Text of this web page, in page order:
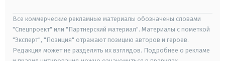
Все коммерческие рекламные материалы обозначены словами
"Спецпроект" или "Партнерский материал". Материалы с пометкой
"Эксперт", "Позиция" отражают позицию авторов и героев.
Редакция может не разделять их взглядов. Подробнее о рекламе